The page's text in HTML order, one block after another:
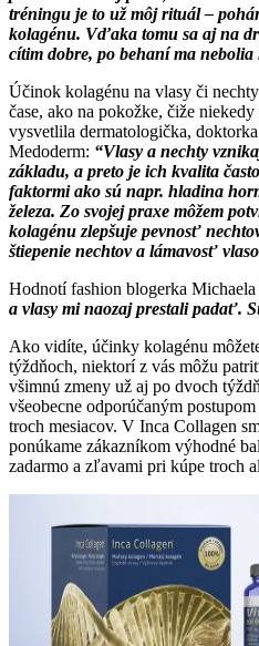
tréningu je to už môj rituál –
kolagénu. Vďaka tomu sa aj na
cítim dobre, po behaní ma
Účinok kolagénu na vlasy či
čase, ako na pokožke, čiže
vysvetlila dermatologička,
Medoderm: “Vlasy a nechty
základu, a preto je ich kvalita
faktormi ako sú napr. hladina
železa. Zo svojej praxe môžem
kolagénu zlepšuje pevnosť
štiepenie nechtov a lámavosť
Hodnotí fashion blogerka Michaela
a vlasy mi naozaj prestali padať.
Ako vidíte, účinky kolagénu
týždňoch, niektorí z vás môžu
všimnú zmeny už aj po dvoch
všeobecne odporúčaným
troch mesiacov. V Inca Collagen
ponúkame zákazníkom výhodné
zadarmo a zľavami pri kúpe troch